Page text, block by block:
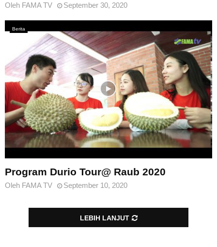
Oleh FAMA TV September 30, 2020
Berita
Program Durio Tour@ Raub 2020
Oleh FAMA TV September 10, 2020
LEBIH LANJUT